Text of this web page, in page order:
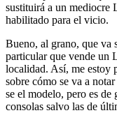
sustituirá a un mediocre
habilitado para el vicio.
Bueno, al grano, que va
particular que vende un
localidad. Así, me estoy
sobre cómo se va a
se el modelo, pero es de
consolas salvo las de